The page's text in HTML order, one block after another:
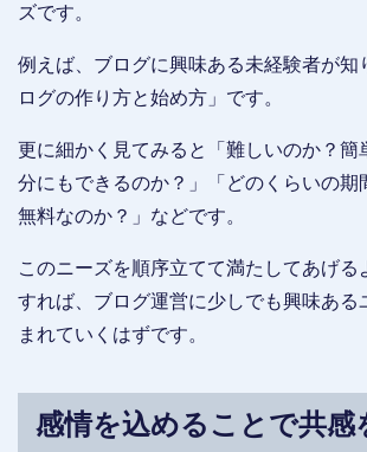
ズです。
例えば、ブログに興味ある未経験者が知
ログの作り方と始め方」です。
更に細かく見てみると「難しいのか？簡
分にもできるのか？」「どのくらいの期
無料なのか？」などです。
このニーズを順序立てて満たしてあげる
すれば、ブログ運営に少しでも興味ある
まれていくはずです。
感情を込めることで共感